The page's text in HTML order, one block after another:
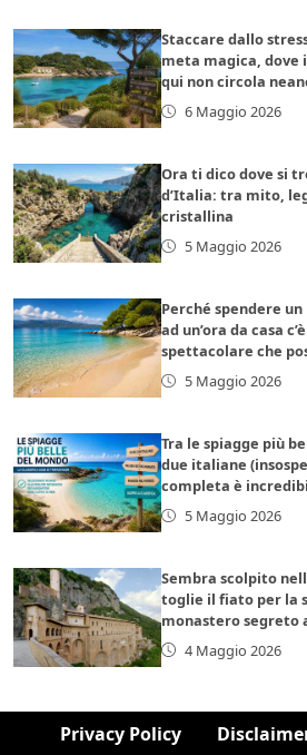
Staccare dallo
meta magica, dove
qui non circola
6 Maggio 2026
Ora ti dico dove si
d’Italia: tra mito,
cristallina
5 Maggio 2026
Perché spendere
ad un’ora da casa
spettacolare che
5 Maggio 2026
Tra le spiagge più
due italiane
completa è
5 Maggio 2026
Sembra scolpito
toglie il fiato per la
monastero segreto
4 Maggio 2026
Privacy Policy